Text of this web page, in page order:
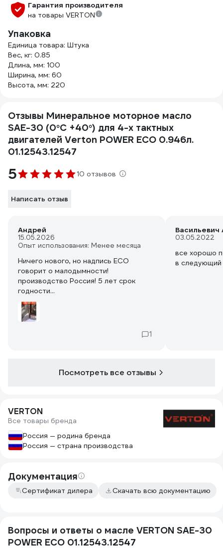
Гарантия производителя
на товары VERTON
Упаковка
Единица товара: Штука
Вес, кг: 0.85
Длина, мм: 100
Ширина, мм: 60
Высота, мм: 220
Отзывы Минеральное моторное масло
SAE-30 (0°С +40°) для 4-х тактных
двигателей Verton POWER ECO 0.946л.
01.12543.12547
5 10 отзывов
Написать отзыв
Андрей
15.05.2026
Опыт использования: Менее месяца
Ничего нового, но надпись ECO
говорит о малодымности!
производство Россия! 5 лет срок
годности...
1
Васильевич
03.05.2022
все хорошо
в следующий
Посмотреть все отзывы
VERTON
Все товары бренда
Россия — родина бренда
Россия — страна производства
Документация
Сертификат дилера Скачать всю документацию
Вопросы и ответы о масле VERTON SAE-30
POWER ECO 01.12543.12547